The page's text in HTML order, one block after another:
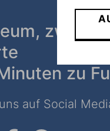
zwei
zu
auf Social